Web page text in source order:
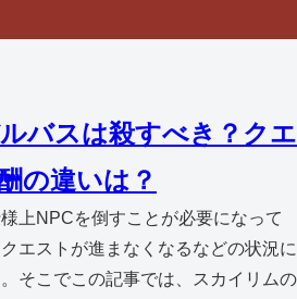
バスは殺すべき？クエ
の違いは？
上NPCを倒すことが必要になって
エストが進まなくなるなどの状況に
そこでこの記事では、スカイリムの